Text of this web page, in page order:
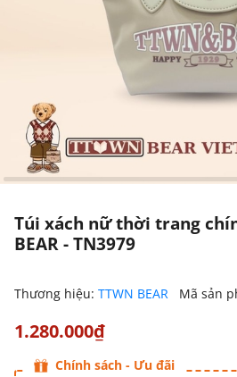
Túi xách nữ thời trang
BEAR - TN3979
Thương hiệu: TTWN BEAR Mã sản
1.280.000₫
Chính sách - Ưu đãi